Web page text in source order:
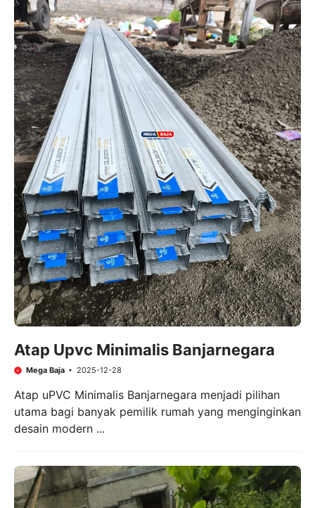
Atap Upvc Minimalis Banjarnegara
Mega Baja 2025-12-28
Atap uPVC Minimalis Banjarnegara menjadi pilihan
utama bagi banyak pemilik rumah yang menginginkan
desain modern ...